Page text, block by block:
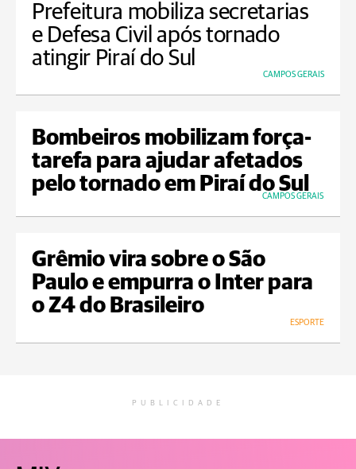
Prefeitura mobiliza secretarias
e Defesa Civil após tornado
atingir Piraí do Sul
CAMPOS GERAIS
Bombeiros mobilizam força-
tarefa para ajudar afetados
pelo tornado em Piraí do Sul
CAMPOS GERAIS
Grêmio vira sobre o São
Paulo e empurra o Inter para
o Z4 do Brasileiro
ESPORTE
PUBLICIDADE